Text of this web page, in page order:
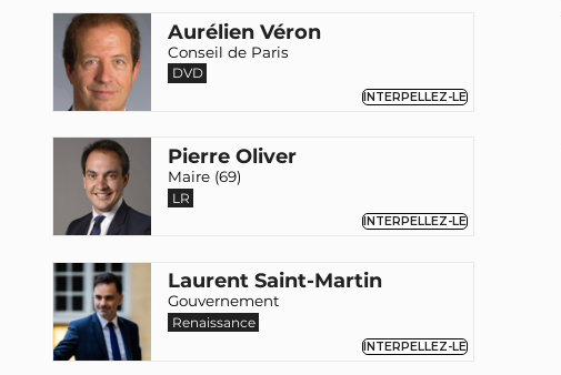
Aurélien Véron
Conseil de Paris
DVD
INTERPELLEZ-LE
Pierre Oliver
Maire (69)
LR
INTERPELLEZ-LE
Laurent Saint-Martin
Gouvernement
Renaissance
INTERPELLEZ-LE